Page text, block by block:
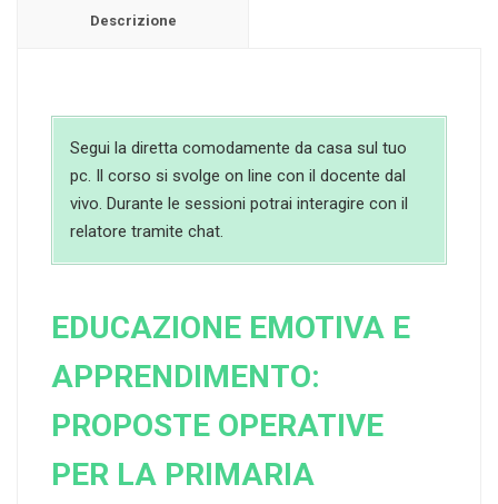
Descrizione
Segui la diretta comodamente da casa sul tuo
pc. Il corso si svolge on line con il docente dal
vivo. Durante le sessioni potrai interagire con il
relatore tramite chat.
EDUCAZIONE EMOTIVA E
APPRENDIMENTO:
PROPOSTE OPERATIVE
PER LA PRIMARIA